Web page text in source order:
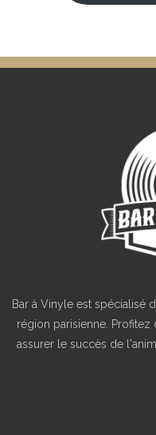
Bar à Vinyle est spécialisé
région parisienne.
assurer le succès de